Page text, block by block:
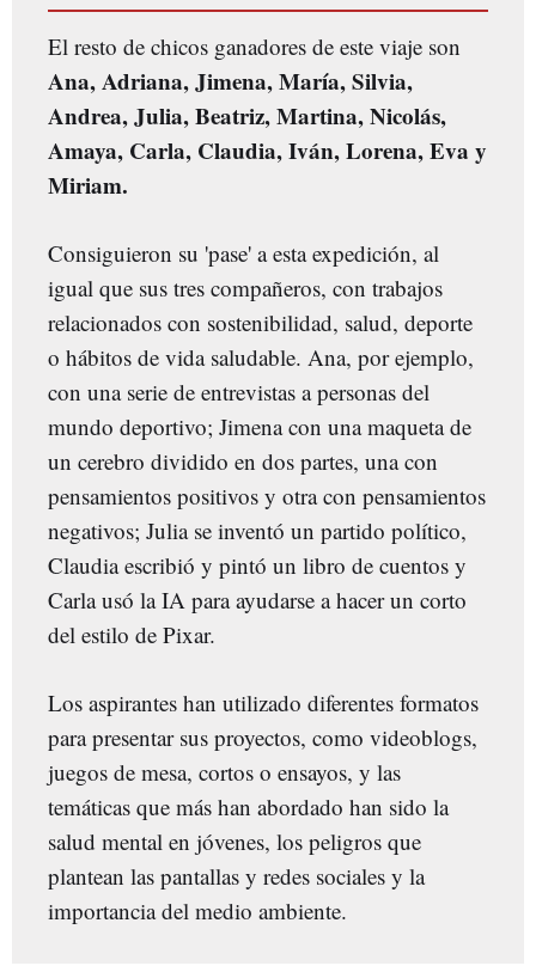
El resto de chicos ganadores de este viaje son
Ana, Adriana, Jimena, María, Silvia,
Andrea, Julia, Beatriz, Martina, Nicolás,
Amaya, Carla, Claudia, Iván, Lorena, Eva y
Miriam.
Consiguieron su 'pase' a esta expedición, al
igual que sus tres compañeros, con trabajos
relacionados con sostenibilidad, salud, deporte
o hábitos de vida saludable. Ana, por ejemplo,
con una serie de entrevistas a personas del
mundo deportivo; Jimena con una maqueta de
un cerebro dividido en dos partes, una con
pensamientos positivos y otra con pensamientos
negativos; Julia se inventó un partido político,
Claudia escribió y pintó un libro de cuentos y
Carla usó la IA para ayudarse a hacer un corto
del estilo de Pixar.
Los aspirantes han utilizado diferentes formatos
para presentar sus proyectos, como videoblogs,
juegos de mesa, cortos o ensayos, y las
temáticas que más han abordado han sido la
salud mental en jóvenes, los peligros que
plantean las pantallas y redes sociales y la
importancia del medio ambiente.